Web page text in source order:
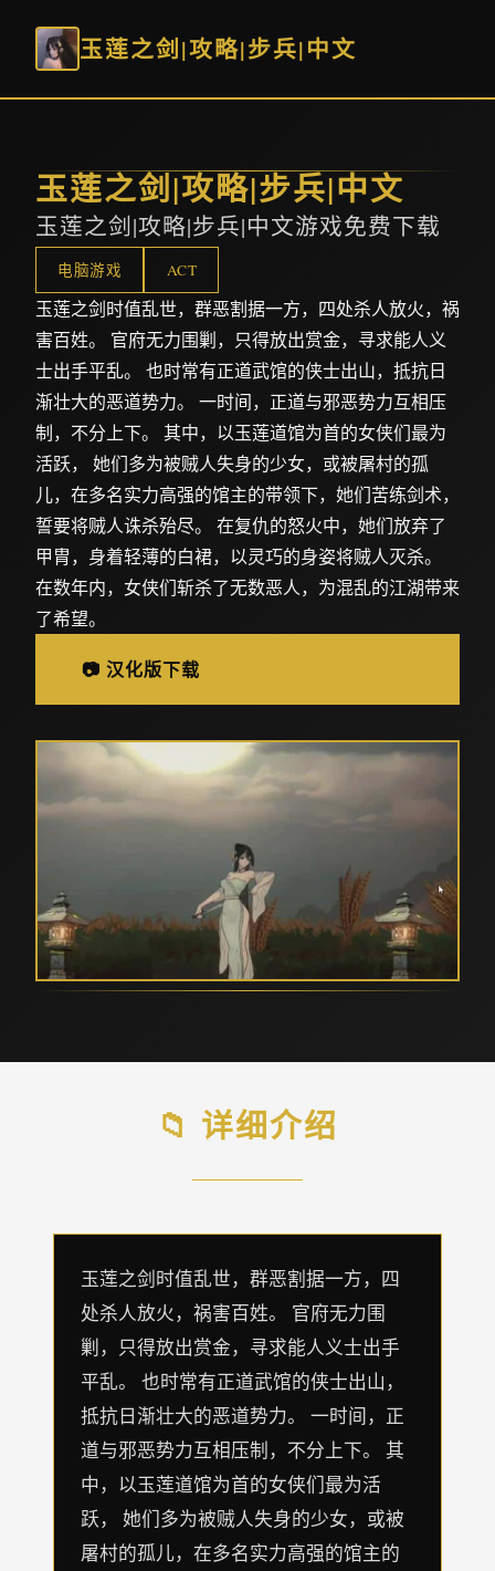
玉莲之剑|攻略|步兵|中文
玉莲之剑|攻略|步兵|中文
玉莲之剑|攻略|步兵|中文游戏免费下载
电脑游戏 ACT
玉莲之剑时值乱世，群恶割据一方，四处杀人放火，祸
害百姓。 官府无力围剿，只得放出赏金，寻求能人义
士出手平乱。 也时常有正道武馆的侠士出山，抵抗日
渐壮大的恶道势力。 一时间，正道与邪恶势力互相压
制，不分上下。 其中，以玉莲道馆为首的女侠们最为
活跃， 她们多为被贼人失身的少女，或被屠村的孤
儿，在多名实力高强的馆主的带领下，她们苦练剑术，
誓要将贼人诛杀殆尽。 在复仇的怒火中，她们放弃了
甲胄，身着轻薄的白裙，以灵巧的身姿将贼人灭杀。
在数年内，女侠们斩杀了无数恶人，为混乱的江湖带来
了希望。
📷 汉化版下载
📁 详细介绍
玉莲之剑时值乱世，群恶割据一方，四
处杀人放火，祸害百姓。 官府无力围
剿，只得放出赏金，寻求能人义士出手
平乱。 也时常有正道武馆的侠士出山，
抵抗日渐壮大的恶道势力。 一时间，正
道与邪恶势力互相压制，不分上下。 其
中，以玉莲道馆为首的女侠们最为活
跃， 她们多为被贼人失身的少女，或被
屠村的孤儿，在多名实力高强的馆主的